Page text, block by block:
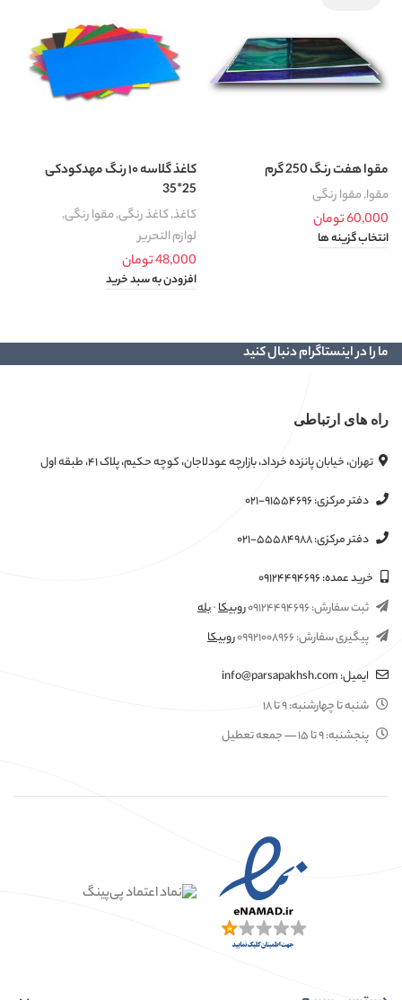
مقوا هفت رنگ 250 گرم
مقوا,مقوا رنگی
60,000تومان
انتخاب گزینه ها
کاغذ گلاسه ۱۰ رنگ مهدکودکی
25*35
کاغذ,کاغذ رنگی,مقوا رنگی,
لوازم التحریر
48,000تومان
افزودن به سبد خرید
ما را در اینستاگرام دنبال کنید
راه های ارتباطی
تهران، خیابان پانزده خرداد، بازارچه عودلاجان، کوچه حکیم، پلاک ۴۱، طبقه اول
دفتر مرکزی:۰۲۱-۹۱۵۵۴۶۹۶
دفتر مرکزی:۰۲۱-۵۵۵۸۴۹۸۸
خرید عمده:۰۹۱۲۴۴۹۴۶۹۶
ثبت سفارش:۰۹۱۲۴۴۹۴۶۹۶روبیکا·بله
پیگیری سفارش:۰۹۹۲۱۰۰۸۹۶۶روبیکا
ایمیل:info@parsapakhsh.com
شنبه تا چهارشنبه:۹ تا ۱۸
پنجشنبه:۹ تا ۱۵ — جمعه تعطیل